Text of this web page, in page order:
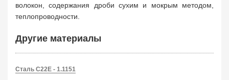
волокон, содержания дроби сухим и мокрым методом,
теплопроводности.
Другие материалы
Сталь C22E - 1.1151